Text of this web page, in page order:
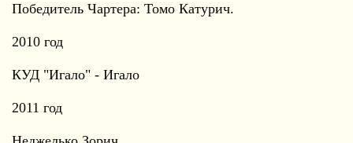
Победитель Чартера: Томо Катурич.
2010 год
КУД "Игало" - Игало
2011 год